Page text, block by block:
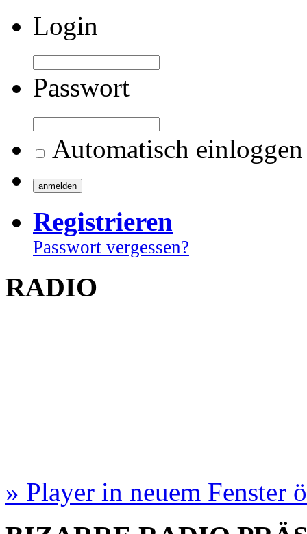
Login
Passwort
Automatisch einloggen
Registrieren
Passwort vergessen?
RADIO
» Player in neuem Fenster